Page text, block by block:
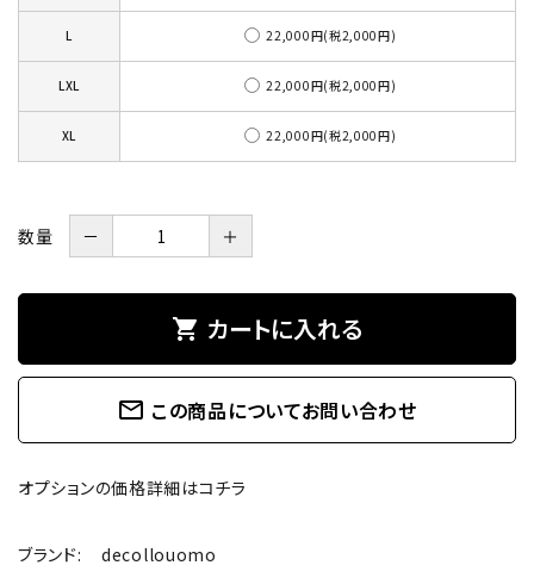
L 22,000円(税2,000円)
LXL 22,000円(税2,000円)
XL 22,000円(税2,000円)
数量 － ＋
shopping_cart カートに入れる
mail_outline この商品についてお問い合わせ
オプションの価格詳細はコチラ
ブランド: decollouomo